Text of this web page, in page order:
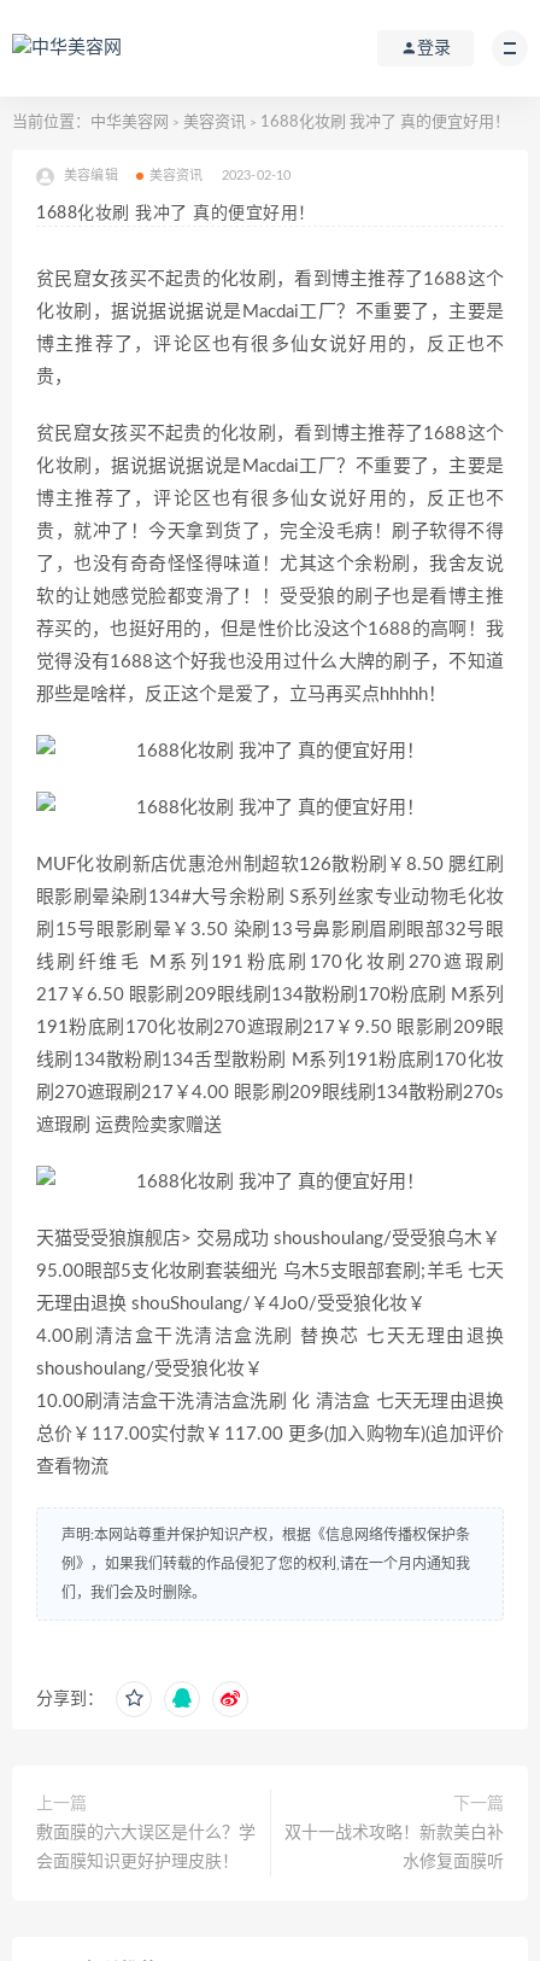
登录
当前位置： 中华美容网 > 美容资讯 > 1688化妆刷 我冲了 真的便宜好用！
美容编辑 美容资讯 2023-02-10
1688化妆刷 我冲了 真的便宜好用！
贫民窟女孩买不起贵的化妆刷，看到博主推荐了1688这个
化妆刷，据说据说据说是Macdai工厂？不重要了，主要是
博主推荐了，评论区也有很多仙女说好用的，反正也不
贵，
贫民窟女孩买不起贵的化妆刷，看到博主推荐了1688这个
化妆刷，据说据说据说是Macdai工厂？不重要了，主要是
博主推荐了，评论区也有很多仙女说好用的，反正也不
贵，就冲了！今天拿到货了，完全没毛病！刷子软得不得
了，也没有奇奇怪怪得味道！尤其这个余粉刷，我舍友说
软的让她感觉脸都变滑了！！受受狼的刷子也是看博主推
荐买的，也挺好用的，但是性价比没这个1688的高啊！我
觉得没有1688这个好我也没用过什么大牌的刷子，不知道
那些是啥样，反正这个是爱了，立马再买点hhhhh！
MUF化妆刷新店优惠沧州制超软126散粉刷￥8.50 腮红刷
眼影刷晕染刷134#大号余粉刷 S系列丝家专业动物毛化妆
刷15号眼影刷晕￥3.50 染刷13号鼻影刷眉刷眼部32号眼
线刷纤维毛 M系列191粉底刷170化妆刷270遮瑕刷
217￥6.50 眼影刷209眼线刷134散粉刷170粉底刷 M系列
191粉底刷170化妆刷270遮瑕刷217￥9.50 眼影刷209眼
线刷134散粉刷134舌型散粉刷 M系列191粉底刷170化妆
刷270遮瑕刷217￥4.00 眼影刷209眼线刷134散粉刷270s
遮瑕刷 运费险卖家赠送
天猫受受狼旗舰店> 交易成功 shoushoulang/受受狼乌木￥
95.00眼部5支化妆刷套装细光 乌木5支眼部套刷;羊毛 七天
无理由退换 shouShoulang/￥4Jo0/受受狼化妆￥
4.00刷清洁盒干洗清洁盒洗刷 替换芯 七天无理由退换
shoushoulang/受受狼化妆￥
10.00刷清洁盒干洗清洁盒洗刷 化 清洁盒 七天无理由退换
总价￥117.00实付款￥117.00 更多(加入购物车)(追加评价
查看物流
声明:本网站尊重并保护知识产权，根据《信息网络传播权保护条
例》，如果我们转载的作品侵犯了您的权利,请在一个月内通知我
们，我们会及时删除。
分享到：
上一篇
敷面膜的六大误区是什么？学
会面膜知识更好护理皮肤！
下一篇
双十一战术攻略！新款美白补
水修复面膜听